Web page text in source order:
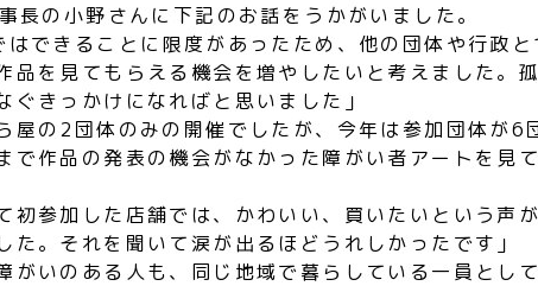
の小野さんに下記のお話をうかがいました。
はできることに限度があったため、他の団体や行政
品を見てもらえる機会を増やしたいと考えました。
ぐきっかけになればと思いました」
屋の2団体のみの開催でしたが、今年は参加団体が6
で作品の発表の機会がなかった障がい者アートを見
初参加した店舗では、かわいい、買いたいという声
た。それを聞いて涙が出るほどうれしかったです」
がいのある人も、同じ地域で暮らしている一員とし